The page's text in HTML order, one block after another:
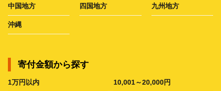
中国地方 四国地方 九州地方
沖縄
寄付金額から探す
1万円以内 10,001～20,000円